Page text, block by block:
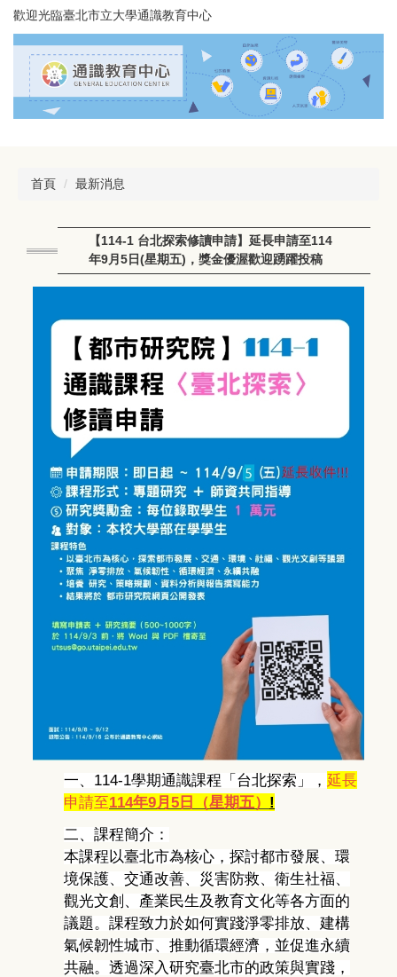
跳
到
主
歡迎光臨臺北市立大學通識教育中心
首頁 最新消息
【114-1 台北探索修讀申請】延長申請至114
年9月5日(星期五)，獎金優渥歡迎踴躍投稿
一、 114-1學期通識課程「台北探索」， 延長
申請至114年9月5日（星期五） !
二、 課程簡介：
本課程以臺北市為核心，探討都市發展、環
境保護、交通改善、 災害防救、衛生社福、
觀光文創、 產業民生及教育文化等各方面的
議題。 課程致力於如何實踐淨零排放、建構
氣候韌性城市、推動循環經濟， 並促進永續
共融。透過深入研究臺北市的政策與實踐，